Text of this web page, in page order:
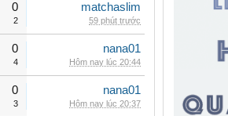
0
2
matchaslim
59 phút trước
0
4
nana01
Hôm nay lúc 20:44
0
3
nana01
Hôm nay lúc 20:37